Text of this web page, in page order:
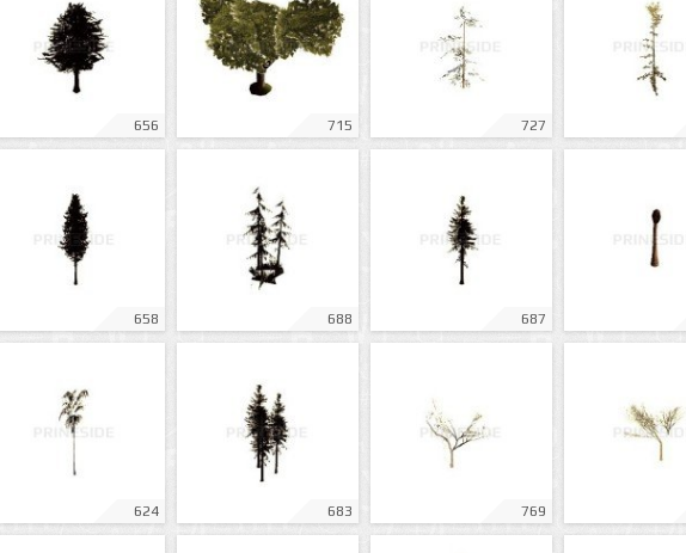
656 715 727
658 688 687
624 683 769